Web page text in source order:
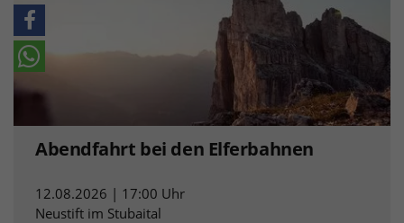
Abendfahrt bei den Elferbahnen
12.08.2026 | 17:00 Uhr
Neustift im Stubaital